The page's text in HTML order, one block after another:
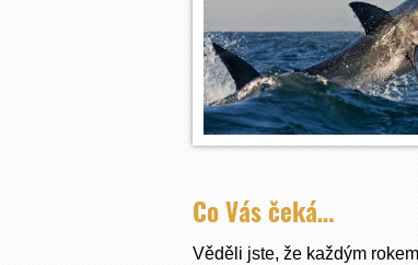
Co Vás čeká…
Věděli jste, že každým